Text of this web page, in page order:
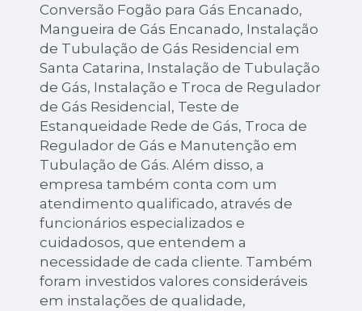
Conversão Fogão para Gás Encanado,
Mangueira de Gás Encanado, Instalação
de Tubulação de Gás Residencial em
Santa Catarina, Instalação de Tubulação
de Gás, Instalação e Troca de Regulador
de Gás Residencial, Teste de
Estanqueidade Rede de Gás, Troca de
Regulador de Gás e Manutenção em
Tubulação de Gás. Além disso, a
empresa também conta com um
atendimento qualificado, através de
funcionários especializados e
cuidadosos, que entendem a
necessidade de cada cliente. Também
foram investidos valores consideráveis
em instalações de qualidade,